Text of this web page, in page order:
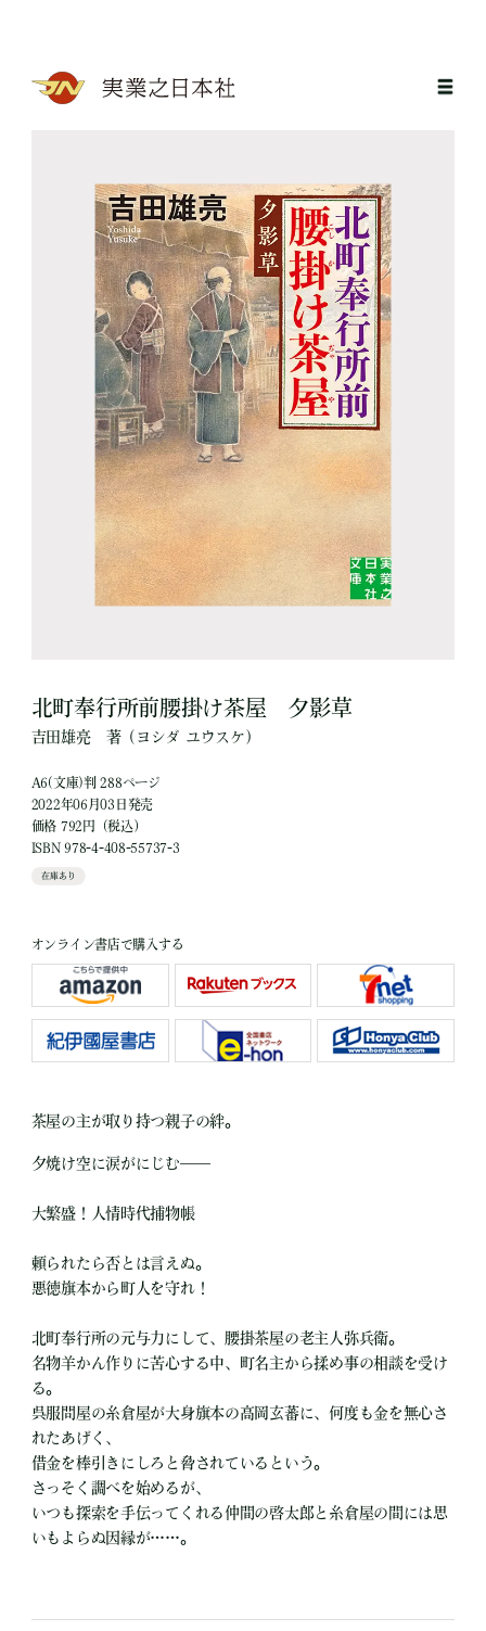
北町奉行所前腰掛け茶屋 夕影草
吉田雄亮 著（ヨシダ ユウスケ）
A6(文庫)判 288ページ
2022年06月03日発売
価格 792円（税込）
ISBN 978-4-408-55737-3
在庫あり
オンライン書店で購入する
茶屋の主が取り持つ親子の絆。
夕焼け空に涙がにじむ――
大繁盛！人情時代捕物帳
頼られたら否とは言えぬ。
悪徳旗本から町人を守れ！
北町奉行所の元与力にして、腰掛茶屋の老主人弥兵衛。
名物羊かん作りに苦心する中、町名主から揉め事の相談を受け
る。
呉服問屋の糸倉屋が大身旗本の高岡玄蕃に、何度も金を無心さ
れたあげく、
借金を棒引きにしろと脅されているという。
さっそく調べを始めるが、
いつも探索を手伝ってくれる仲間の啓太郎と糸倉屋の間には思
いもよらぬ因縁が……。